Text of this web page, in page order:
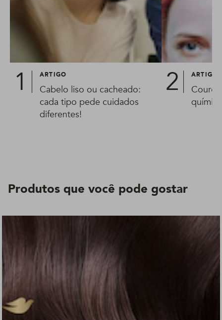
ARTIGO
Cabelo liso ou cacheado:
cada tipo pede cuidados
diferentes!
ARTIGO
Couro
Produtos que você pode gostar